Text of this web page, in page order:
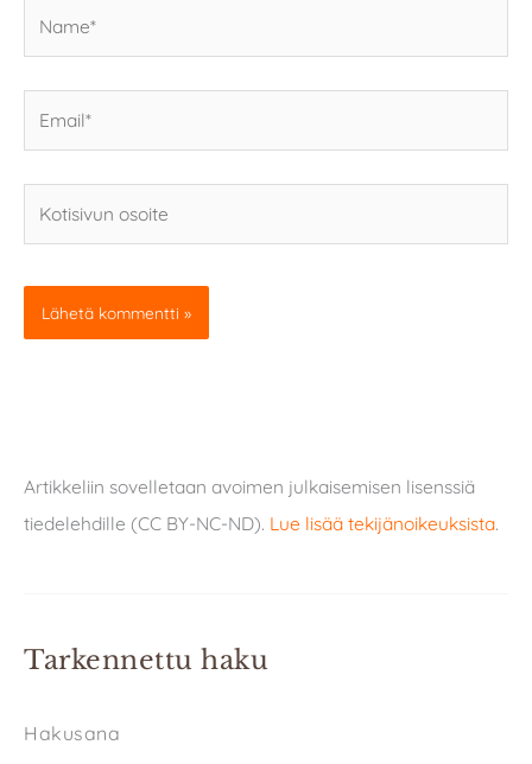
osoite
Artikkeliin sovelletaan avoimen julkaisemisen lisenssiä
tiedelehdille (CC BY-NC-ND). Lue lisää tekijänoikeuksista.
Tarkennettu haku
Hakusana